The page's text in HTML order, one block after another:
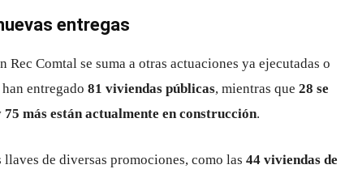
entregas
Comtal se suma a otras actuaciones ya ejecutadas o
entregado 81 viviendas públicas, mientras que 28 se
más están actualmente en construcción.
de diversas promociones, como las 44 viviendas de